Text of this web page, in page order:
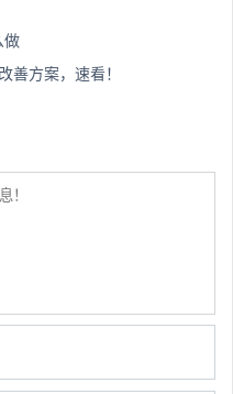
做
善方案，速看！